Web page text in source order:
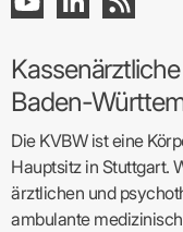
Baden-
Die KVBW ist eine
Hauptsitz in Stuttgart.
ärztlichen und
ambulante